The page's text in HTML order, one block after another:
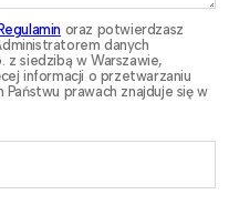
Regulamin oraz potwierdzasz
danych
z siedzibą w Warszawie,
informacji o przetwarzaniu
prawach znajduje się w